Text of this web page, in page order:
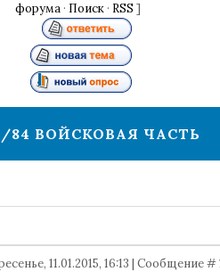
форума · Поиск · RSS ]
84 ВОЙСКОВАЯ ЧАСТЬ
11.01.2015, 16:13 | Сообщение #